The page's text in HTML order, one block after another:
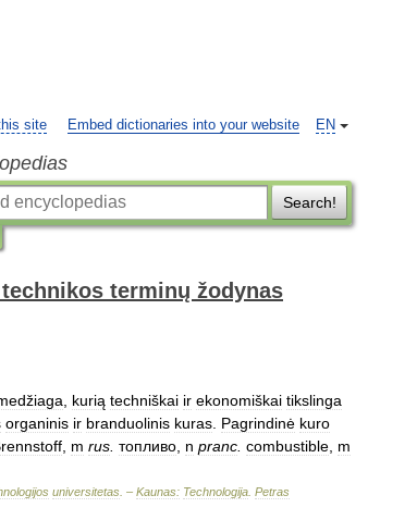
EN
site Embed dictionaries into your website
Search!
terminų žodynas
kurią techniškai ir ekonomiškai tikslinga
organinis ir branduolinis kuras Pagrindinė kuro
m rus топливо n pranc combustible m
universitetas . – Kaunas: Technologija Petras